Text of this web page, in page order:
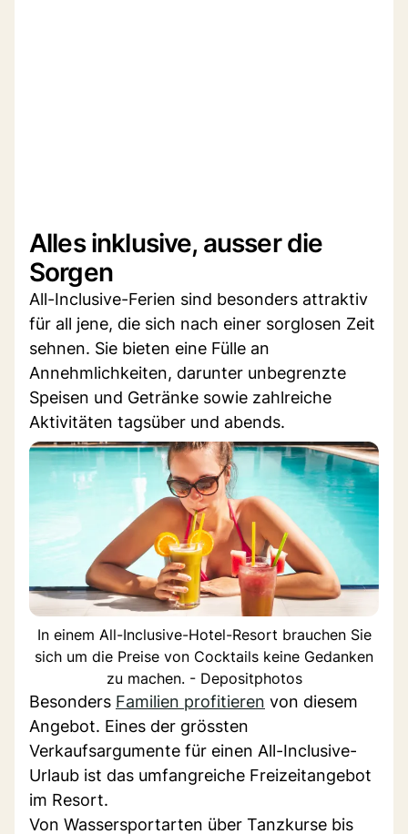
Alles inklusive, ausser die
Sorgen
All-Inclusive-Ferien sind besonders attraktiv
für all jene, die sich nach einer sorglosen Zeit
sehnen. Sie bieten eine Fülle an
Annehmlichkeiten, darunter unbegrenzte
Speisen und Getränke sowie zahlreiche
Aktivitäten tagsüber und abends.
In einem All-Inclusive-Hotel-Resort brauchen Sie
sich um die Preise von Cocktails keine Gedanken
zu machen. - Depositphotos
Besonders Familien profitieren von diesem
Angebot. Eines der grössten
Verkaufsargumente für einen All-Inclusive-
Urlaub ist das umfangreiche Freizeitangebot
im Resort.
Von Wassersportarten über Tanzkurse bis